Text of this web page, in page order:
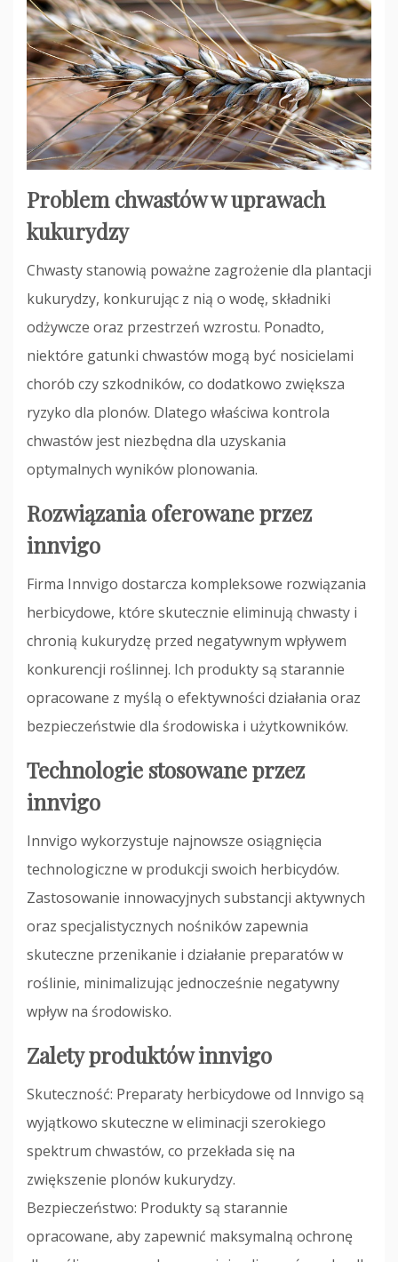
Problem chwastów w uprawach
kukurydzy
Chwasty stanowią poważne zagrożenie dla plantacji
kukurydzy, konkurując z nią o wodę, składniki
odżywcze oraz przestrzeń wzrostu. Ponadto,
niektóre gatunki chwastów mogą być nosicielami
chorób czy szkodników, co dodatkowo zwiększa
ryzyko dla plonów. Dlatego właściwa kontrola
chwastów jest niezbędna dla uzyskania
optymalnych wyników plonowania.
Rozwiązania oferowane przez
innvigo
Firma Innvigo dostarcza kompleksowe rozwiązania
herbicydowe, które skutecznie eliminują chwasty i
chronią kukurydzę przed negatywnym wpływem
konkurencji roślinnej. Ich produkty są starannie
opracowane z myślą o efektywności działania oraz
bezpieczeństwie dla środowiska i użytkowników.
Technologie stosowane przez
innvigo
Innvigo wykorzystuje najnowsze osiągnięcia
technologiczne w produkcji swoich herbicydów.
Zastosowanie innowacyjnych substancji aktywnych
oraz specjalistycznych nośników zapewnia
skuteczne przenikanie i działanie preparatów w
roślinie, minimalizując jednocześnie negatywny
wpływ na środowisko.
Zalety produktów innvigo
Skuteczność: Preparaty herbicydowe od Innvigo są
wyjątkowo skuteczne w eliminacji szerokiego
spektrum chwastów, co przekłada się na
zwiększenie plonów kukurydzy.
Bezpieczeństwo: Produkty są starannie
opracowane, aby zapewnić maksymalną ochronę